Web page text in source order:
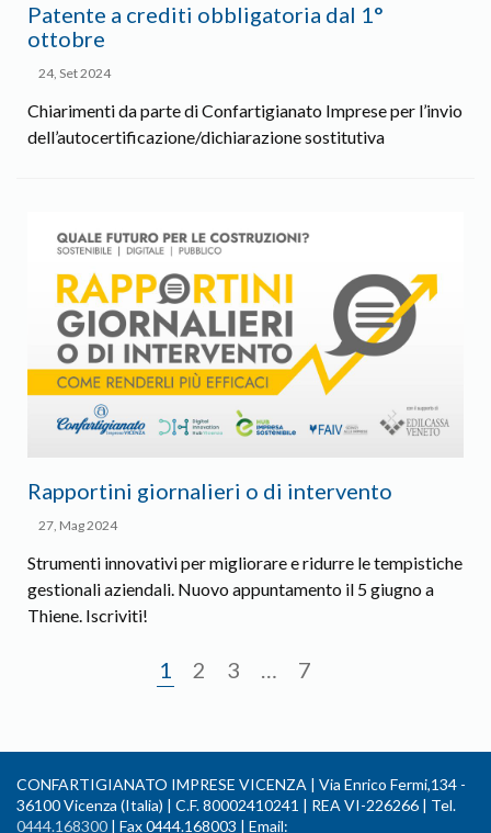
Patente a crediti obbligatoria dal 1°
ottobre
24, Set 2024
Chiarimenti da parte di Confartigianato Imprese per l’invio
dell’autocertificazione/dichiarazione sostitutiva
Rapportini giornalieri o di intervento
27, Mag 2024
Strumenti innovativi per migliorare e ridurre le tempistiche
gestionali aziendali. Nuovo appuntamento il 5 giugno a
Thiene. Iscriviti!
1 2 3 … 7
CONFARTIGIANATO IMPRESE VICENZA | Via Enrico Fermi,134 -
36100 Vicenza (Italia) | C.F. 80002410241 | REA VI-226266 | Tel.
0444.168300 | Fax 0444.168003 | Email: